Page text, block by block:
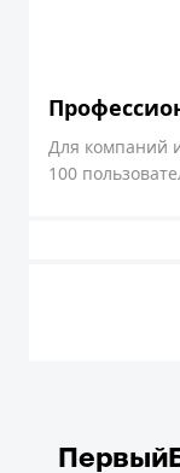
Для компаний
100